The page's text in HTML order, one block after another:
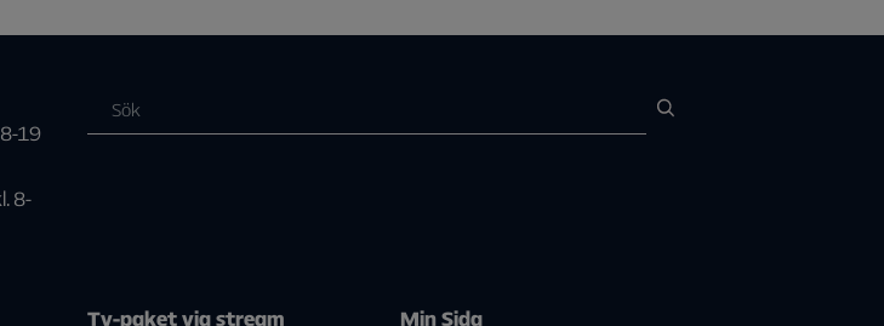
19
8-
Tv-paket via stream
Min Sida